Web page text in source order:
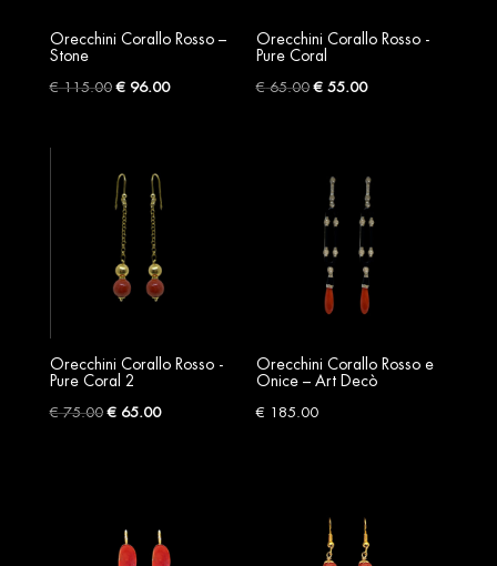
Orecchini Corallo Rosso –
Stone
€115.00Original
€ 115.00.
€96.00Current
Orecchini Corallo Rosso -
Pure Coral
€65.00Original
€ 65.00.
€ 55.00Current
€ 55.00.
Orecchini Corallo Rosso -
Pure Coral 2
€75.00Original
€65.00Current
Orecchini Corallo Rosso e
Onice – Art Decò
€ 185.00